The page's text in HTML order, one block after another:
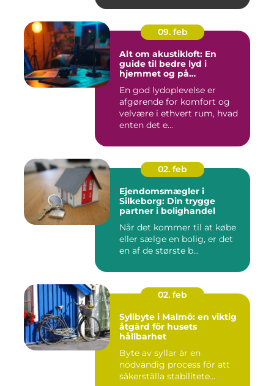
09. feb
Alt om akustikloft: En
guide til bedre lyd i
hjemmet og på
En god lydoplevelse er
afgørende for komfort og
velvære i ethvert rum, hvad
enten det e...
02. feb
Ejendomsmægler i
Silkeborg: Din trygge
partner i bolighandel
Når det kommer til at købe
eller sælge en bolig, er det
en af de største b...
02. feb
Syllbyte i Malmö: en viktig
åtgärd för husets
hållbarhet
Byte av syllar är en
nödvändig process för att
säkerställa stabilitete...